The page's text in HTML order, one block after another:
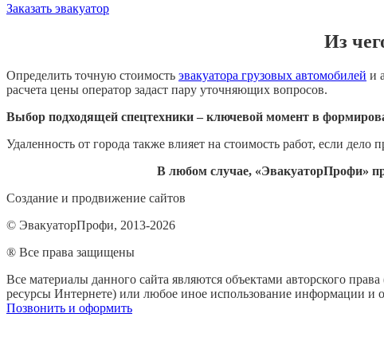
Заказать эвакуатор
Из
Определить точную стоимость эвакуатора грузовых автомобилей и
расчета цены оператор задаст пару уточняющих вопросов.
Выбор подходящей спецтехники – ключевой момент в
Удаленность от города также влияет на стоимость работ, если дело
В любом случае, «ЭвакуаторПрофи»
Создание и продвижение сайтов
© ЭвакуаторПрофи, 2013-2026
® Все права защищены
Все материалы данного сайта являются объектами авторского
ресурсы Интернете) или любое иное использование информации и
Позвонить и оформить